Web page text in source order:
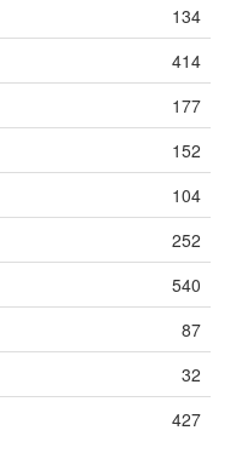
134
414
177
152
104
252
540
87
32
427